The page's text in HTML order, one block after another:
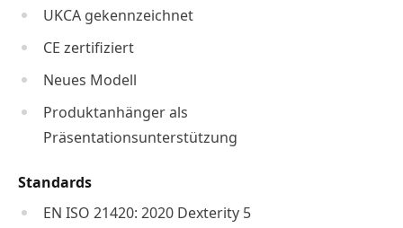
UKCA gekennzeichnet
CE zertifiziert
Neues Modell
Produktanhänger als
Präsentationsunterstützung
Standards
EN ISO 21420: 2020 Dexterity 5